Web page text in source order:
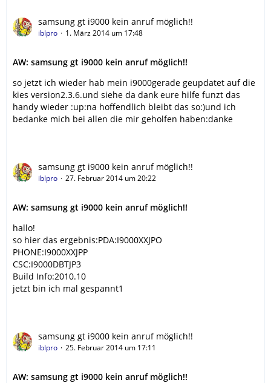
samsung gt i9000 kein anruf möglich!!
iblpro 1. März 2014 um 17:48
AW: samsung gt i9000 kein anruf möglich!!
so jetzt ich wieder hab mein i9000gerade geupdatet auf die
kies version2.3.6.und siehe da dank eure hilfe funzt das
handy wieder :up:na hoffendlich bleibt das so:)und ich
bedanke mich bei allen die mir geholfen haben:danke
samsung gt i9000 kein anruf möglich!!
iblpro 27. Februar 2014 um 20:22
AW: samsung gt i9000 kein anruf möglich!!
hallo!
so hier das ergebnis:PDA:I9000XXJPO
PHONE:I9000XXJPP
CSC:I9000DBTJP3
Build Info:2010.10
jetzt bin ich mal gespannt1
samsung gt i9000 kein anruf möglich!!
iblpro 25. Februar 2014 um 17:11
AW: samsung gt i9000 kein anruf möglich!!